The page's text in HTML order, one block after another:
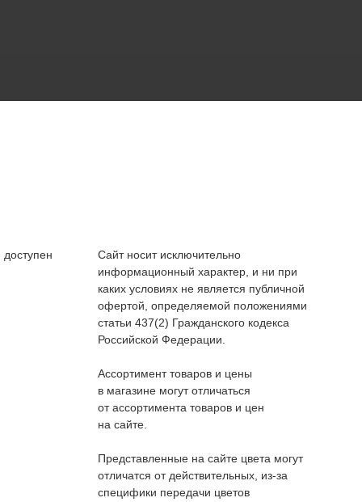
Сайт носит исключительно
информационный характер, и ни при
каких условиях не является публичной
офертой, определяемой положениями
статьи 437(2) Гражданского кодекса
Российской Федерации.
Ассортимент товаров и цены
в магазине могут отличаться
от ассортимента товаров и цен
на сайте.
Представленные на сайте цвета могут
отличатся от действительных, из-за
специфики передачи цветов